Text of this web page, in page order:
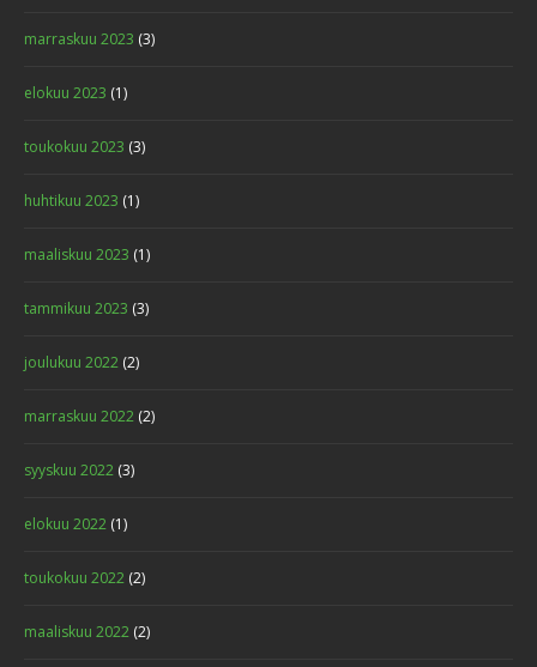
marraskuu 2023 (3)
elokuu 2023 (1)
toukokuu 2023 (3)
huhtikuu 2023 (1)
maaliskuu 2023 (1)
tammikuu 2023 (3)
joulukuu 2022 (2)
marraskuu 2022 (2)
syyskuu 2022 (3)
elokuu 2022 (1)
toukokuu 2022 (2)
maaliskuu 2022 (2)